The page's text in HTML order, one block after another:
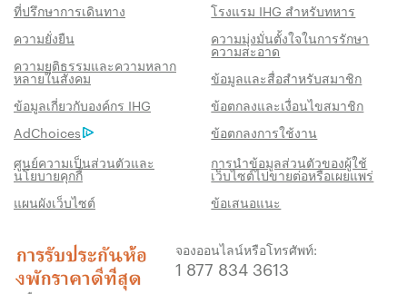
ที่ปรึกษาการเดินทาง
โรงแรม IHG สำหรับทหาร
ความยั่งยืน
ความมุ่งมั่นตั้งใจในการรักษา
ความสะอาด
ความยุติธรรมและความหลาก
หลายในสังคม
ข้อมูลและสื่อสำหรับสมาชิก
ข้อมูลเกี่ยวกับองค์กร IHG
ข้อตกลงและเงื่อนไขสมาชิก
AdChoices
ข้อตกลงการใช้งาน
ศูนย์ความเป็นส่วนตัวและ
นโยบายคุกกี้
การนำข้อมูลส่วนตัวของผู้ใช้
เว็บไซต์ไปขายต่อหรือเผยแพร่
แผนผังเว็บไซต์
ข้อเสนอแนะ
จองออนไลน์หรือโทรศัพท์:
1 877 834 3613
สิทธิประโชน์เมื่อจองกับเรา
การรับประกันห้องพักราคาดีที่สุด
เราสัญญาว่าคุณจะได้รับราคาต่ำที่สุดทาง
ออนไลน์ มิฉะนั้น เราจะปรับให้ตรงกับราคาที่ถูก
กว่า พร้อมให้คะแนน IHG® One Rewards แก่
รับประกันการจองทางออนไลน์
รับประกันห้องพักของคุณแล้ว